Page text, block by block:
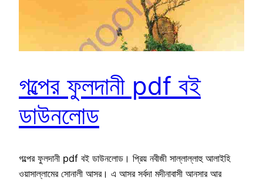
গল্পের ফুলদানী pdf বই
ডাউনলোড
গল্পের ফুলদানী pdf বই ডাউনলোড। প্রিয় নবীজী সাল্লাল্লাহু আলাইহি
ওয়াসাল্লামের সোনালী আসর। এ আসর সর্বদা মদীনাবাসী আনসার আর